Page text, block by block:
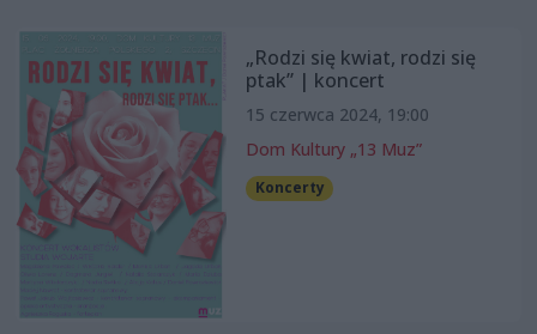
„Rodzi się kwiat, rodzi się
ptak” | koncert
15 czerwca 2024, 19:00
Dom Kultury „13 Muz”
Koncerty